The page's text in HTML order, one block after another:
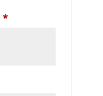
*Obligatoriskt